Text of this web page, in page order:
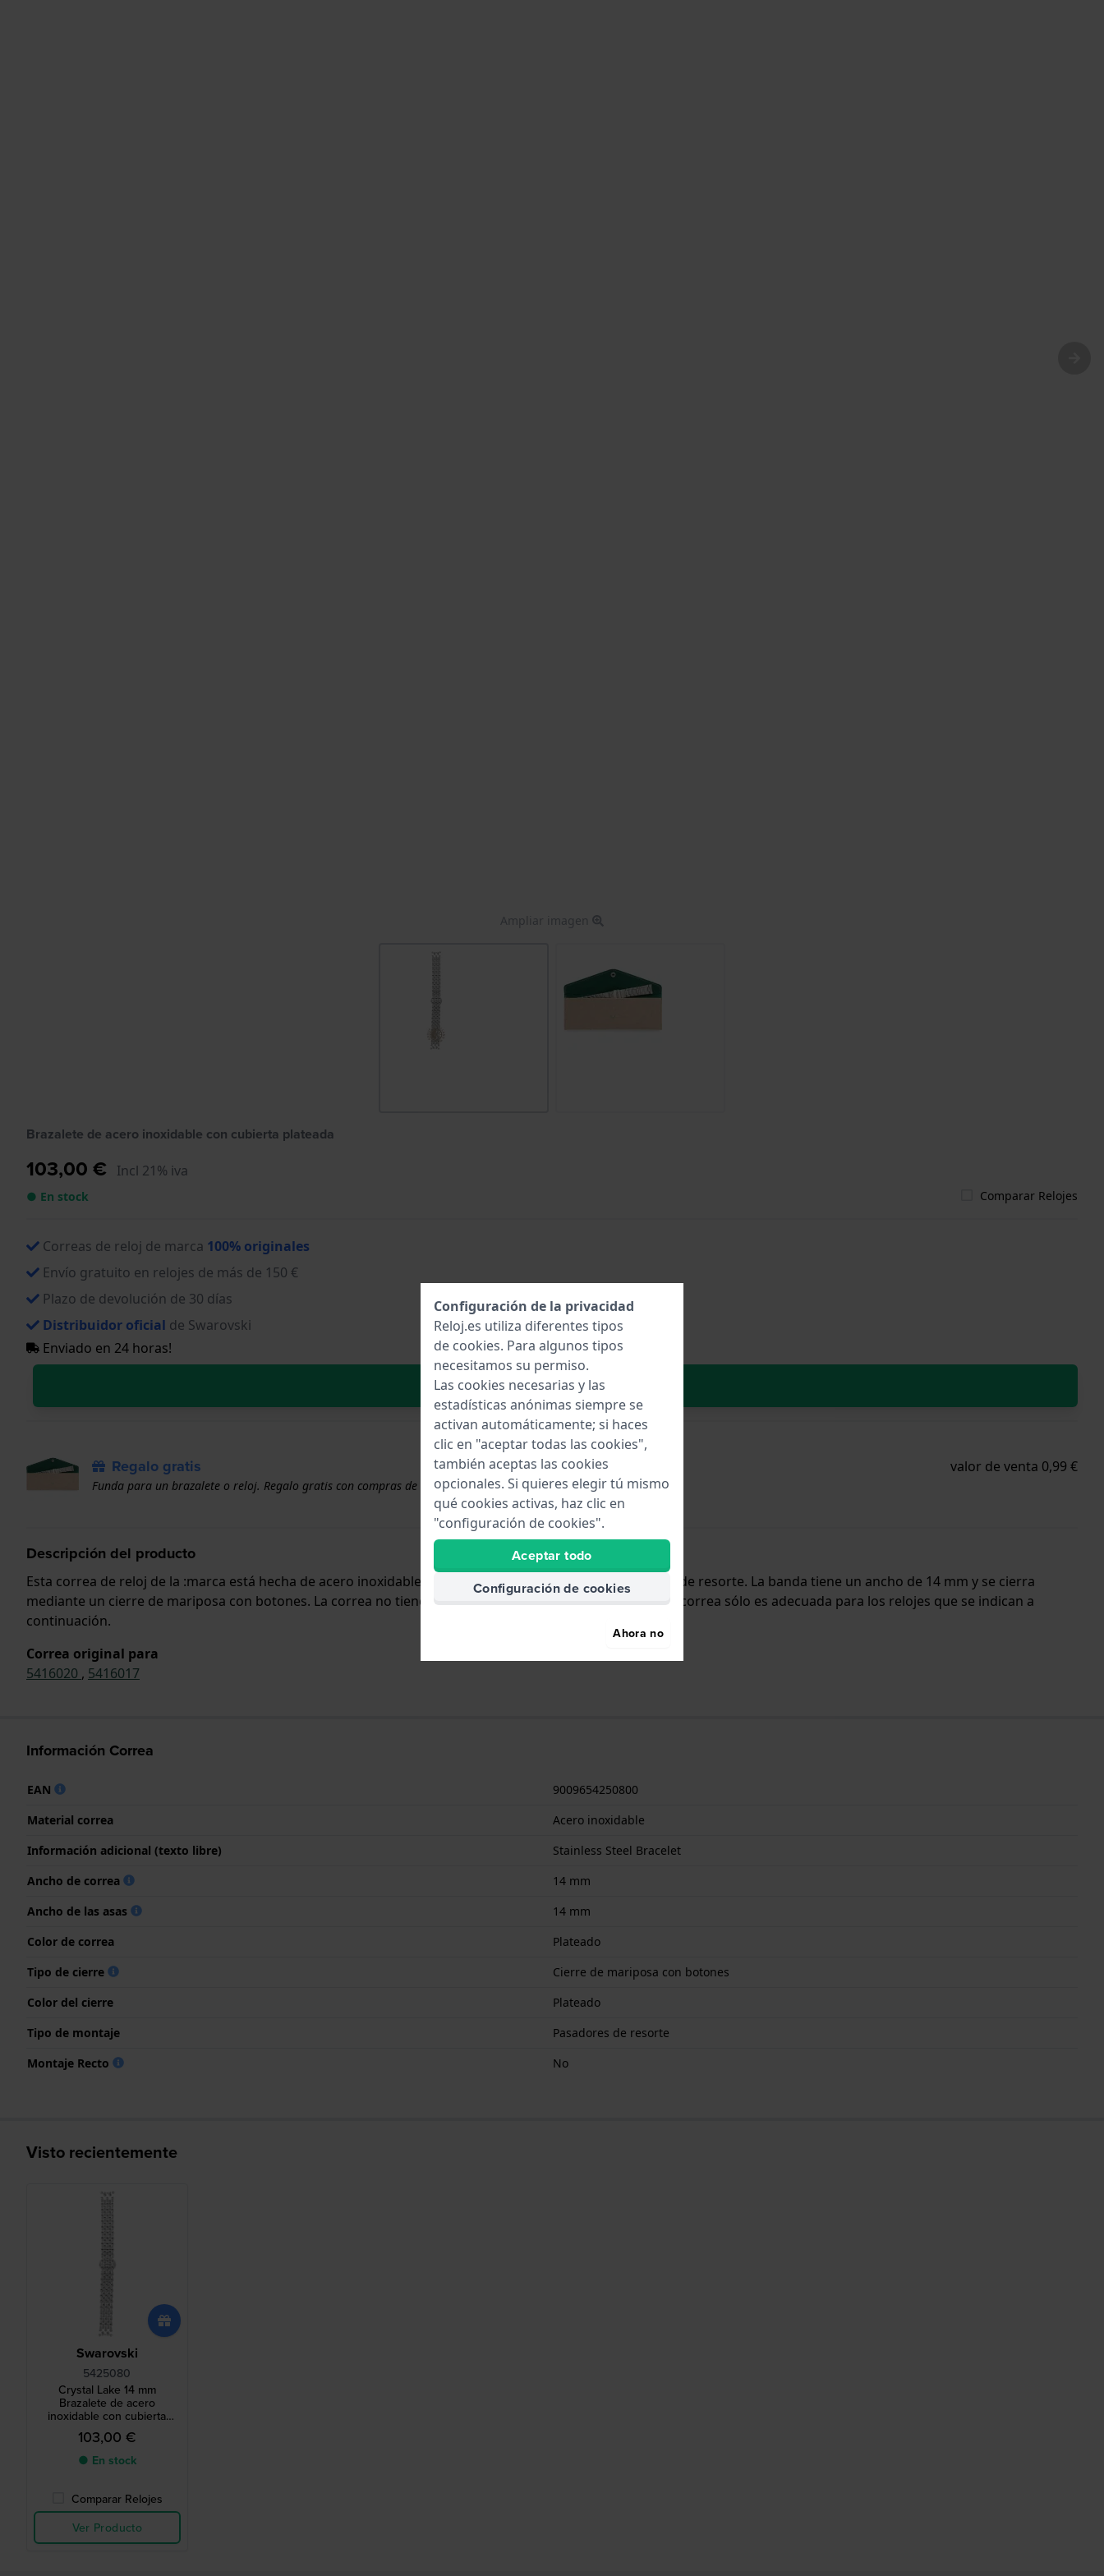
Ampliar imagen
Brazalete de acero inoxidable con cubierta plateada
103,00 € Incl 21% iva
● En stock Comparar Relojes
Correas de reloj de marca 100% originales
Envío gratuito en relojes de más de 150 €
Plazo de devolución de 30 días
Distribuidor oficial de Swarovski
Enviado en 24 horas!
Añadir al carrito
Regalo gratis valor de venta 0,99 €
Funda para un brazalete o reloj. Regalo gratis con compras de correas superiores a 50 €
Descripción del producto
Esta correa de reloj de la :marca está hecha de acero inoxidable y se adjunta al reloj mediante pasadores de resorte. La banda tiene un ancho de 14 mm y se cierra
mediante un cierre de mariposa con botones. La correa no tiene montura recta, lo que significa que esta correa sólo es adecuada para los relojes que se indican a
continuación.
Correa original para
5416020 , 5416017
Información Correa
EAN
9009654250800
Material correa
Acero inoxidable
Información adicional (texto libre)
Stainless Steel Bracelet
Ancho de correa
14 mm
Ancho de las asas
14 mm
Color de correa
Plateado
Tipo de cierre
Cierre de mariposa con botones
Color del cierre
Plateado
Tipo de montaje
Pasadores de resorte
Montaje Recto
No
Visto recientemente
Swarovski
5425080
Crystal Lake 14 mm
Brazalete de acero
inoxidable con cubierta
plateada
103,00 €
● En stock
Comparar Relojes
Ver Producto
Configuración de la privacidad
Reloj.es utiliza diferentes tipos
de cookies. Para algunos tipos
necesitamos su permiso.
Las cookies necesarias y las
estadísticas anónimas siempre se
activan automáticamente; si haces
clic en "aceptar todas las cookies",
también aceptas las cookies
opcionales. Si quieres elegir tú mismo
qué cookies activas, haz clic en
"configuración de cookies".
Aceptar todo
Configuración de cookies
Ahora no